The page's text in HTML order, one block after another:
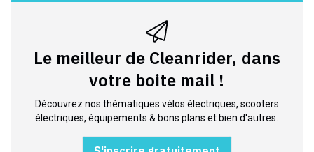
Le meilleur de Cleanrider, dans
votre boite mail !
Découvrez nos thématiques vélos électriques, scooters
électriques, équipements & bons plans et bien d'autres.